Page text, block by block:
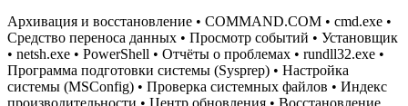
Архивация и восстановление • COMMAND.COM • cmd.exe •
Средство переноса данных • Просмотр событий • Установщик
• netsh.exe • PowerShell • Отчёты о проблемах • rundll32.exe •
Программа подготовки системы (Sysprep) • Настройка
системы (MSConfig) • Проверка системных файлов • Индекс